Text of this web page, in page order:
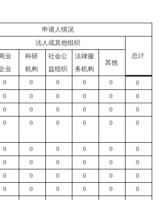
申请人情况
法人或其他组织
总计
业
业
科研
机构
社会公
益组织
法律服
务机构
其他
0 0 0 0 0
0
0 0 0 0 0 0
0 0 0 0 0
0
0 0 0 0 0 0
0 0 0 0 0
0
0 0 0 0 0
0
0 0 0 0 0
0
0 0 0 0 0
0